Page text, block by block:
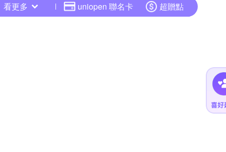
看更多 uniopen 聯名卡 超贈點